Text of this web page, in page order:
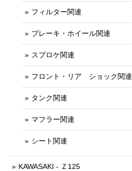
フィルター関連
ブレーキ・ホイール関連
スプロケ関連
フロント・リア ショック関連
タンク関連
マフラー関連
シート関連
KAWASAKI - Ｚ125